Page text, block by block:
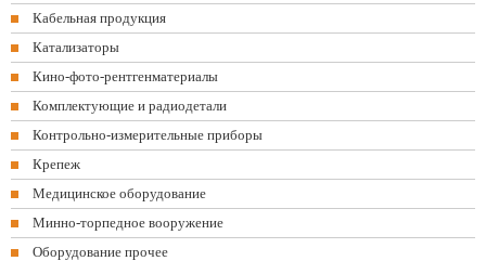
Кабельная продукция
Катализаторы
Кино-фото-рентгенматериалы
Комплектующие и радиодетали
Контрольно-измерительные приборы
Крепеж
Медицинское оборудование
Минно-торпедное вооружение
Оборудование прочее